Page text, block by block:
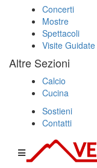
Concerti
Mostre
Spettacoli
Visite Guidate
Altre Sezioni
Calcio
Cucina
Sostieni
Contatti